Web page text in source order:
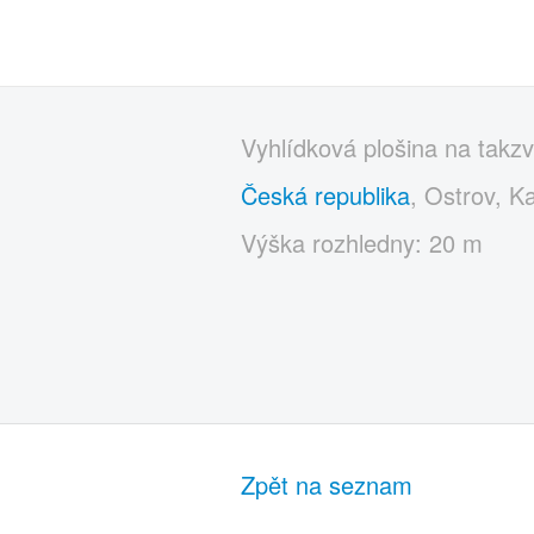
Vyhlídková plošina na
Česká republika, Ostrov,
Výška rozhledny: 20 m
Zpět na seznam